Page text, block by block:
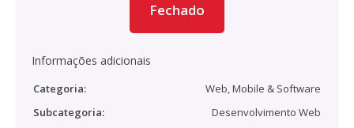
Fechado
Informações adicionais
Categoria:
Web, Mobile & Software
Subcategoria:
Desenvolvimento Web